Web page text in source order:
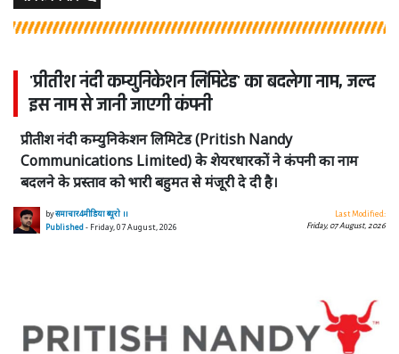
'प्रीतीश नंदी कम्युनिकेशन लिमिटेड' का बदलेगा नाम, जल्द
इस नाम से जानी जाएगी कंपनी
प्रीतीश नंदी कम्युनिकेशन लिमिटेड (Pritish Nandy
Communications Limited) के शेयरधारकों ने कंपनी का नाम
बदलने के प्रस्ताव को भारी बहुमत से मंजूरी दे दी है।
byसमाचार4मीडिया ब्यूरो ।।
Published- Friday, 07 August, 2026
Last Modified:
Friday, 07 August, 2026